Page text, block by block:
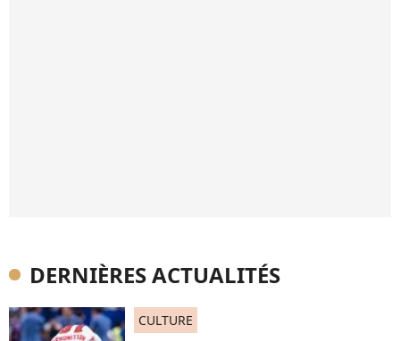
DERNIÈRES ACTUALITÉS
CULTURE